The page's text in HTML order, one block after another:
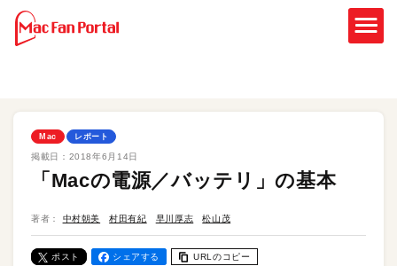
Mac レポート
掲載日： 2018年6月14日
「Macの電源／バッテリ」の基本
著者： 中村朝美 村田有紀 早川厚志 松山茂
ポスト シェアする URLのコピー